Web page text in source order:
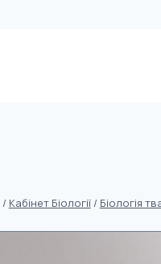
/ Кабінет Біології / Біологія